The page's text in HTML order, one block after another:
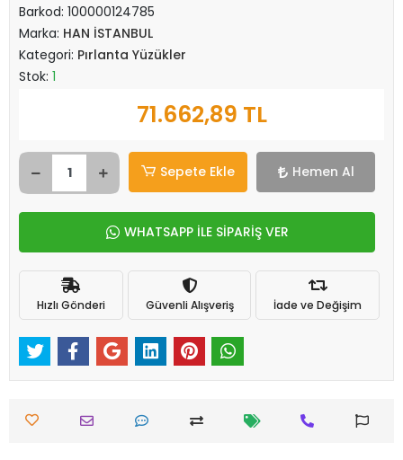
Barkod: 100000124785
Marka: HAN İSTANBUL
Kategori: Pırlanta Yüzükler
Stok: 1
71.662,89 TL
Sepete Ekle Hemen Al
WHATSAPP İLE SİPARİŞ VER
Hızlı Gönderi Güvenli Alışveriş İade ve Değişim